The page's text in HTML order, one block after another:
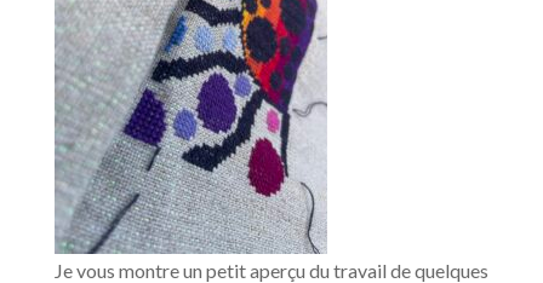
Je vous montre un petit aperçu du travail de quelques